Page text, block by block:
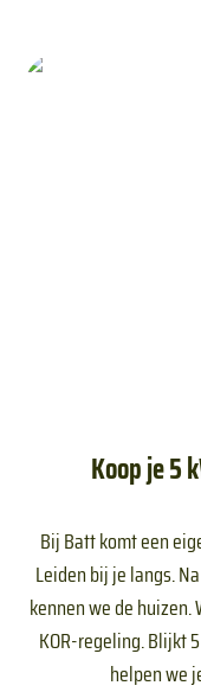
Koop je 5
Bij Batt komt een
Leiden bij je langs.
kennen we de huizen.
KOR-regeling. Blijkt
helpen we